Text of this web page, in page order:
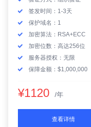
签发时间：1-3天
保护域名：1
加密算法：RSA+ECC
加密位数：高达256位
服务器授权：无限
保障金额：$1,000,000
¥1120 /年
查看详情